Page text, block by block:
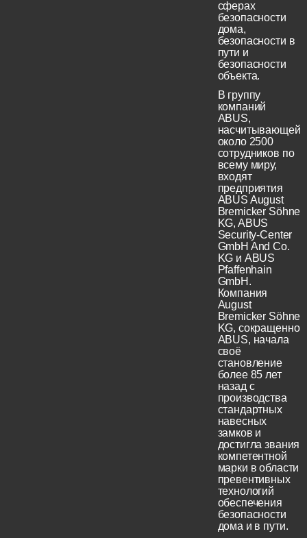
сферах
безопасности
дома,
безопасности в
пути и
безопасности
объекта.
В группу
компаний
ABUS,
насчитывающей
около 2500
сотрудников по
всему миру,
входят
предприятия
ABUS August
Bremicker Söhne
KG, ABUS
Security-Center
GmbH And Co.
KG и ABUS
Pfaffenhain
GmbH.
Компания
August
Bremicker Söhne
KG, сокращенно
ABUS, начала
своё
становление
более 85 лет
назад с
производства
стандартных
навесных
замков и
достигла звания
компетентной
марки в области
превентивных
технологий
обеспечения
безопасности
дома и в пути.